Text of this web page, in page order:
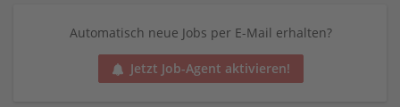
Automatisch neue Jobs per E-Mail erhalten?
Jetzt Job-Agent aktivieren!